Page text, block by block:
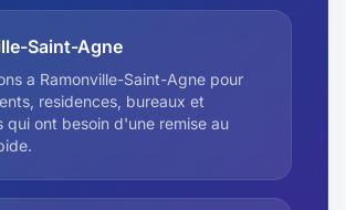
Saint-Agne
a Ramonville-Saint-Agne pour
residences, bureaux et
qui ont besoin d'une remise au